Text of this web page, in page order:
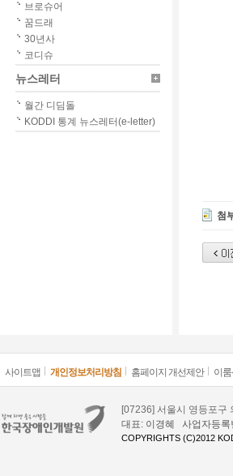
브로슈어
꿈드래
30년사
코디슈
뉴스레터
월간 디딤돌
KODDI 통계 뉴스레터(e-letter)
첨
사이트맵 개인정보처리방침 홈페이지 개선제안 이
[07236] 서울시 영등포구
대표: 이경혜 사업자등
COPYRIGHTS (C)2012